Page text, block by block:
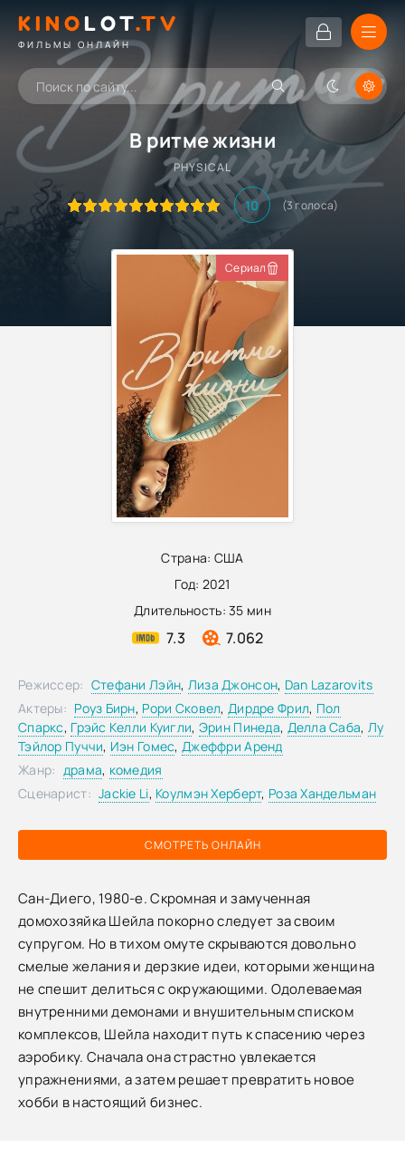
KINOLOT.TV
ФИЛЬМЫ ОНЛАЙН
В ритме жизни
PHYSICAL
10 (3голоса)
Страна: США
Год: 2021
Длительность:35 мин
7.3 7.062
Сериал
СМОТРЕТЬ ОНЛАЙН
Режиссер: Стефани Лэйн, Лиза Джонсон, Dan Lazarovits
Актеры: Роуз Бирн, Рори Сковел, Дирдре Фрил, Пол
Спаркс, Грэйс Келли Куигли, Эрин Пинеда, Делла Саба, Лу
Тэйлор Пуччи, Иэн Гомес,Джеффри Аренд
Жанр: драма, комедия
Сценарист: Jackie Li, Коулмэн Херберт, Роза Хандельман
Сан-Диего, 1980-е. Скромная и замученная
домохозяйка Шейла покорно следует за своим
супругом. Но в тихом омуте скрываются довольно
смелые желания и дерзкие идеи, которыми женщина
не спешит делиться с окружающими. Одолеваемая
внутренними демонами и внушительным списком
комплексов, Шейла находит путь к спасению через
аэробику. Сначала она страстно увлекается
упражнениями, а затем решает превратить новое
хобби в настоящий бизнес.